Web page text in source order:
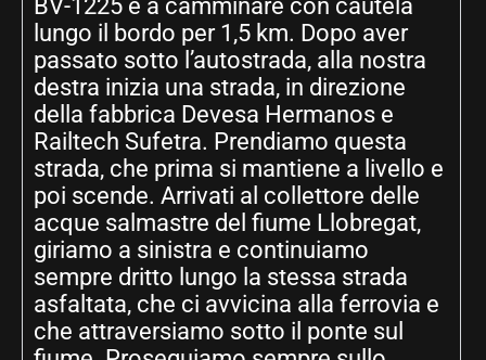
BV-1225 e a camminare con cautela
lungo il bordo per 1,5 km. Dopo aver
passato sotto l’autostrada, alla nostra
destra inizia una strada, in direzione
della fabbrica Devesa Hermanos e
Railtech Sufetra. Prendiamo questa
strada, che prima si mantiene a livello e
poi scende. Arrivati al collettore delle
acque salmastre del fiume Llobregat,
giriamo a sinistra e continuiamo
sempre dritto lungo la stessa strada
asfaltata, che ci avvicina alla ferrovia e
che attraversiamo sotto il ponte sul